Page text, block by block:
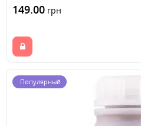
149.00 грн
Популярный